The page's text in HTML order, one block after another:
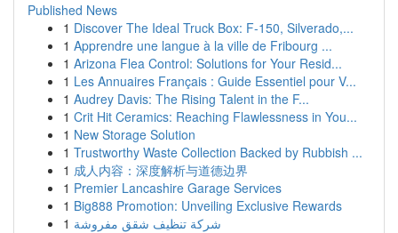
Published News
1 Discover The Ideal Truck Box: F-150, Silverado,...
1 Apprendre une langue à la ville de Fribourg ...
1 Arizona Flea Control: Solutions for Your Resid...
1 Les Annuaires Français : Guide Essentiel pour V...
1 Audrey Davis: The Rising Talent in the F...
1 Crit Hit Ceramics: Reaching Flawlessness in You...
1 New Storage Solution
1 Trustworthy Waste Collection Backed by Rubbish ...
1 成人内容：深度解析与道德边界
1 Premier Lancashire Garage Services
1 Big888 Promotion: Unveiling Exclusive Rewards
1 شركة تنظيف شقق مفروشة